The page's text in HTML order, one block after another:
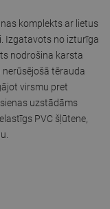
komplekts ar lietus
Izgatavots no izturīga
nodrošina karsta
nerūsējošā tērauda
virsmu pret
uzstādāms
PVC šļūtene,